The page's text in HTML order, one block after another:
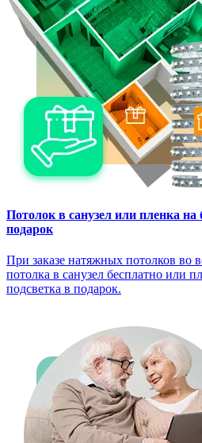
Потолок в санузел или пленка на
подарок
При заказе натяжных потолков во
потолка в санузел бесплатно или
подсветка в подарок.